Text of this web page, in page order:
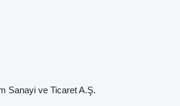
Sanayi ve Ticaret A.Ş.